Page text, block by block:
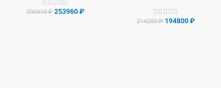
290410₽ 253960₽
214280₽ 194800₽